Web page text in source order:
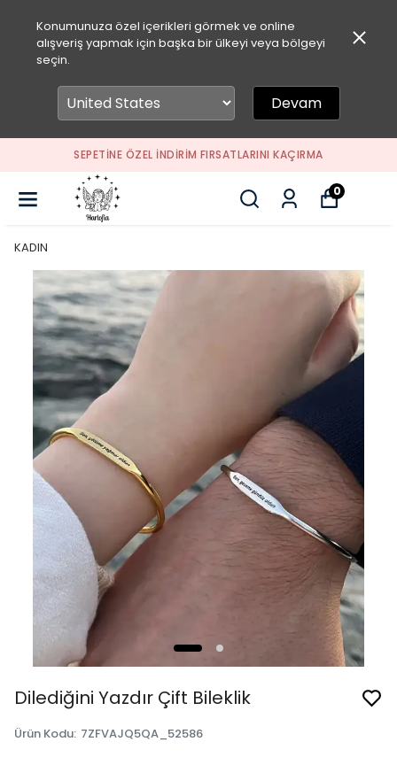
Konumunuza özel içerikleri görmek ve online
alışveriş yapmak için başka bir ülkeyi veya bölgeyi
seçin.
Devam
SEPETİNE ÖZEL İNDİRİM FIRSATLARINI KAÇIRMA
0
KADIN
Dilediğini Yazdır Çift Bileklik
Ürün Kodu: 7ZFVAJQ5QA_52586